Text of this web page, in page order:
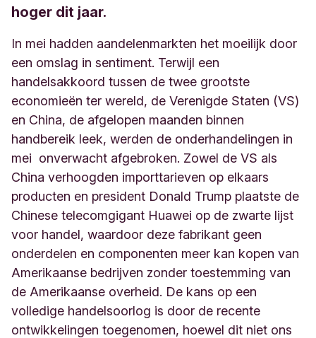
hoger dit jaar.
In mei hadden aandelenmarkten het moeilijk door
een omslag in sentiment. Terwijl een
handelsakkoord tussen de twee grootste
economieën ter wereld, de Verenigde Staten (VS)
en China, de afgelopen maanden binnen
handbereik leek, werden de onderhandelingen in
mei onverwacht afgebroken. Zowel de VS als
China verhoogden importtarieven op elkaars
producten en president Donald Trump plaatste de
Chinese telecomgigant Huawei op de zwarte lijst
voor handel, waardoor deze fabrikant geen
onderdelen en componenten meer kan kopen van
Amerikaanse bedrijven zonder toestemming van
de Amerikaanse overheid. De kans op een
volledige handelsoorlog is door de recente
ontwikkelingen toegenomen, hoewel dit niet ons